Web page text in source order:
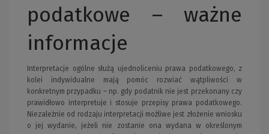
podatkowe – ważne
informacje
Interpretacje ogólne służą ujednoliceniu prawa podatkowego, z
kolei indywidualne mają pomóc rozwiać wątpliwości w
konkretnym przypadku – np. gdy podatnik nie jest przekonany czy
prawidłowo interpretuje i stosuje przepisy prawa podatkowego.
Niezależnie od rodzaju interpretacji możliwe jest złożenie wniosku
o jej wydanie, jeżeli nie zostanie ona wydana w określonym